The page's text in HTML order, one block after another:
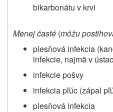
bikarbonátu v krvi
Menej časté (môžu
plesňová infekcia
infekcie, najmä v
infekcie pošvy
infekcia pľúc (zápal
plesňová infekcia